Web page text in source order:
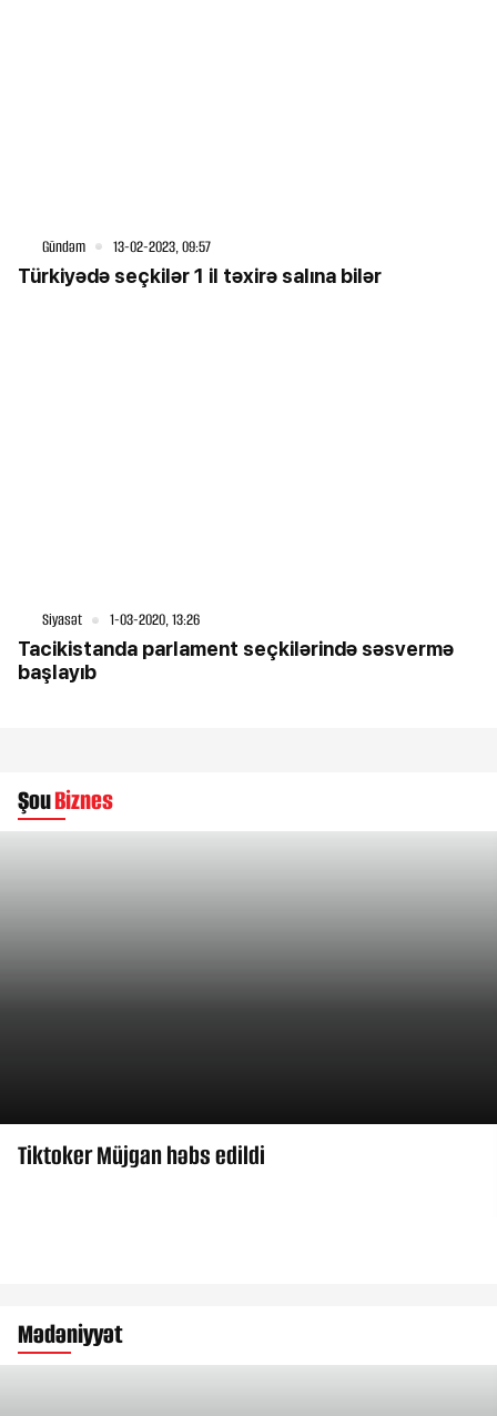
Gündəm 13-02-2023, 09:57
Türkiyədə seçkilər 1 il təxirə salına bilər
Siyasət 1-03-2020, 13:26
Tacikistanda parlament seçkilərində səsvermə
başlayıb
ŞouBiznes
Tiktoker Müjgan həbs edildi
Mədəniyyət